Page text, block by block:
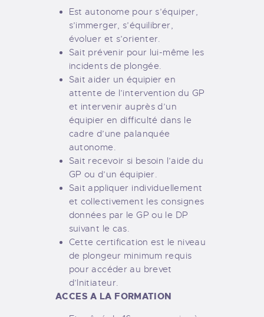
Est autonome pour s’équiper,
s’immerger, s’équilibrer,
évoluer et s’orienter.
Sait prévenir pour lui-même les
incidents de plongée.
Sait aider un équipier en
attente de l’intervention du GP
et intervenir auprès d’un
équipier en difficulté dans le
cadre d’une palanquée
autonome.
Sait recevoir si besoin l’aide du
GP ou d’un équipier.
Sait appliquer individuellement
et collectivement les consignes
données par le GP ou le DP
suivant le cas.
Cette certification est le niveau
de plongeur minimum requis
pour accéder au brevet
d’Initiateur.
ACCES A LA FORMATION